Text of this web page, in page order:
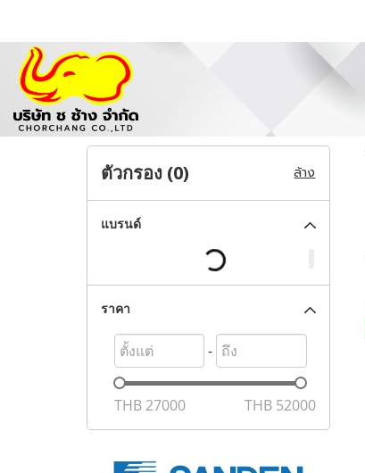
ตัวกรอง (0) ล้าง
แบรนด์
ราคา
-
THB 27000 THB 52000